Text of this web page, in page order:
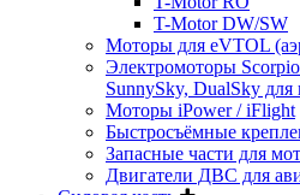
T-Motor DW/SW
Моторы для eVTOL
Электромоторы
SunnySky, DualSky для
Моторы iPower / iFlight
Быстросъёмные
Запасные части для
Двигатели ДВС для